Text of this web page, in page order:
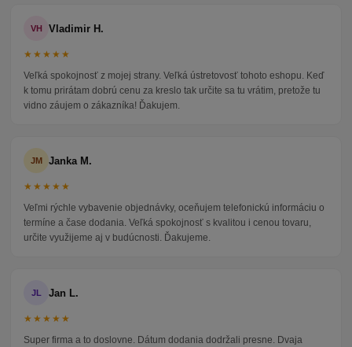
VH Vladimir H.
★★★★★
Veľká spokojnosť z mojej strany. Veľká ústretovosť tohoto eshopu. Keď
k tomu prirátam dobrú cenu za kreslo tak určite sa tu vrátim, pretože tu
vidno záujem o zákazníka! Ďakujem.
JM Janka M.
★★★★★
Veľmi rýchle vybavenie objednávky, oceňujem telefonickú informáciu o
termíne a čase dodania. Veľká spokojnosť s kvalitou i cenou tovaru,
určite využijeme aj v budúcnosti. Ďakujeme.
JL Jan L.
★★★★★
Super firma a to doslovne. Dátum dodania dodržali presne. Dvaja